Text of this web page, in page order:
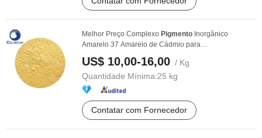
Melhor Preço Complexo Pigmento Inorgânico
Amarelo 37 Amarelo de Cádmio para
Tinta/Revestimento de ...
US$ 10,00-16,00 / Kg
Quantidade Mínima:25 kg
Contatar com Fornecedor